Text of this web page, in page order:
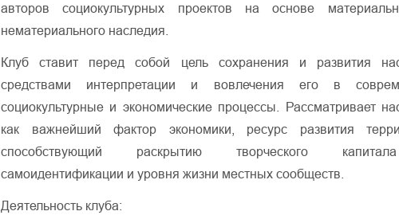
авторов социокультурных проектов на основе
нематериального наследия.
Клуб ставит перед собой цель сохранения и развития
средствами интерпретации и вовлечения его в
социокультурные и экономические процессы. Рассматривает
как важнейший фактор экономики, ресурс развития
способствующий раскрытию творческого
самоидентификации и уровня жизни местных сообществ.
Деятельность клуба: